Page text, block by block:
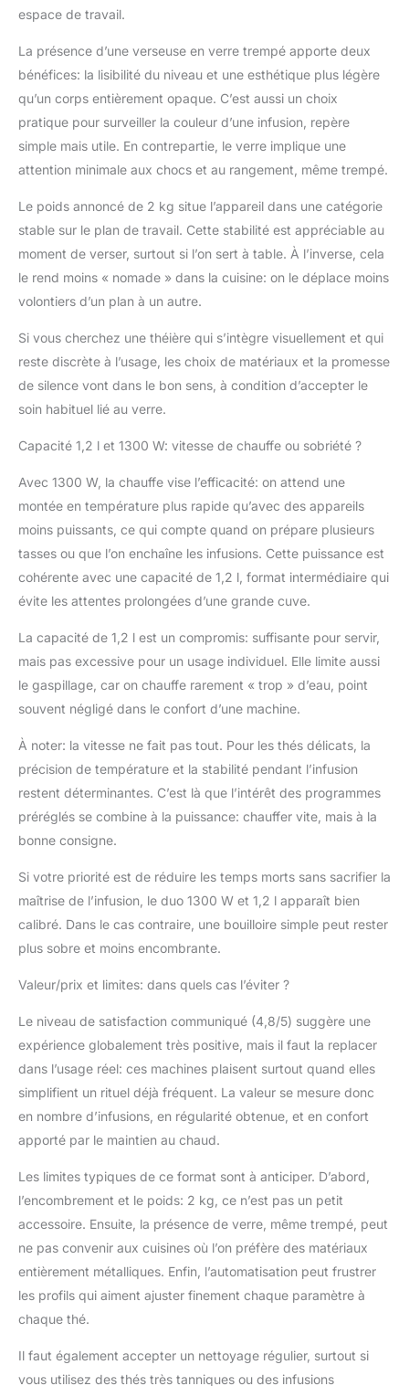
espace de travail.
La présence d’une verseuse en verre trempé apporte deux
bénéfices: la lisibilité du niveau et une esthétique plus légère
qu’un corps entièrement opaque. C’est aussi un choix
pratique pour surveiller la couleur d’une infusion, repère
simple mais utile. En contrepartie, le verre implique une
attention minimale aux chocs et au rangement, même trempé.
Le poids annoncé de 2 kg situe l’appareil dans une catégorie
stable sur le plan de travail. Cette stabilité est appréciable au
moment de verser, surtout si l’on sert à table. À l’inverse, cela
le rend moins « nomade » dans la cuisine: on le déplace moins
volontiers d’un plan à un autre.
Si vous cherchez une théière qui s’intègre visuellement et qui
reste discrète à l’usage, les choix de matériaux et la promesse
de silence vont dans le bon sens, à condition d’accepter le
soin habituel lié au verre.
Capacité 1,2 l et 1300 W: vitesse de chauffe ou sobriété ?
Avec 1300 W, la chauffe vise l’efficacité: on attend une
montée en température plus rapide qu’avec des appareils
moins puissants, ce qui compte quand on prépare plusieurs
tasses ou que l’on enchaîne les infusions. Cette puissance est
cohérente avec une capacité de 1,2 l, format intermédiaire qui
évite les attentes prolongées d’une grande cuve.
La capacité de 1,2 l est un compromis: suffisante pour servir,
mais pas excessive pour un usage individuel. Elle limite aussi
le gaspillage, car on chauffe rarement « trop » d’eau, point
souvent négligé dans le confort d’une machine.
À noter: la vitesse ne fait pas tout. Pour les thés délicats, la
précision de température et la stabilité pendant l’infusion
restent déterminantes. C’est là que l’intérêt des programmes
préréglés se combine à la puissance: chauffer vite, mais à la
bonne consigne.
Si votre priorité est de réduire les temps morts sans sacrifier la
maîtrise de l’infusion, le duo 1300 W et 1,2 l apparaît bien
calibré. Dans le cas contraire, une bouilloire simple peut rester
plus sobre et moins encombrante.
Valeur/prix et limites: dans quels cas l’éviter ?
Le niveau de satisfaction communiqué (4,8/5) suggère une
expérience globalement très positive, mais il faut la replacer
dans l’usage réel: ces machines plaisent surtout quand elles
simplifient un rituel déjà fréquent. La valeur se mesure donc
en nombre d’infusions, en régularité obtenue, et en confort
apporté par le maintien au chaud.
Les limites typiques de ce format sont à anticiper. D’abord,
l’encombrement et le poids: 2 kg, ce n’est pas un petit
accessoire. Ensuite, la présence de verre, même trempé, peut
ne pas convenir aux cuisines où l’on préfère des matériaux
entièrement métalliques. Enfin, l’automatisation peut frustrer
les profils qui aiment ajuster finement chaque paramètre à
chaque thé.
Il faut également accepter un nettoyage régulier, surtout si
vous utilisez des thés très tanniques ou des infusions